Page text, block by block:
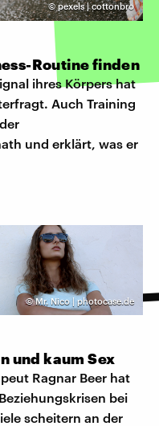
©pexels | cottonbro
Routine finden
ihres Körpers hat
Auch Training
und erklärt, was er
©Mr. Nico | photocase.de
und kaum Sex
Ragnar Beer hat
bei
scheitern an der